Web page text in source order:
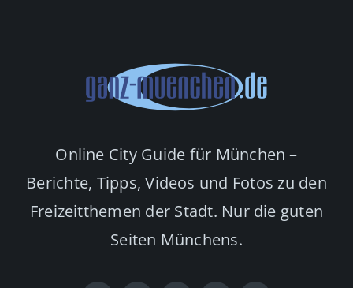
Online City Guide für München –
Berichte, Tipps, Videos und Fotos zu den
Freizeitthemen der Stadt. Nur die guten
Seiten Münchens.